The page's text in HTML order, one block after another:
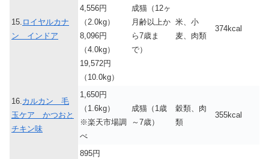
15. ロイヤルカナ
ン インドア
4,556円
（2.0kg）
8,096円
（4.0kg）
19,572円
（10.0kg）
成猫（12ヶ
月齢以上か
ら7歳ま
で）
米、小
麦、肉類
374kcal
16.カルカン 毛
玉ケア かつおと
チキン味
1,650円
（1.6kg）
※楽天市場調
べ
成猫（1歳
～7歳）
穀類、肉
類
355kcal
895円